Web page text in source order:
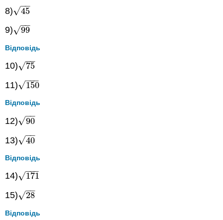
8) 45
−−
√
45
9)
99
−−
√
99
Відповідь
10) 75
−−
√
75
11)
150
−−
−
√
150
Відповідь
12) 90
−−
√
90
13)
40
−−
√
40
Відповідь
14) 171
−−
−
√
171
15)
28
−−
√
28
Відповідь